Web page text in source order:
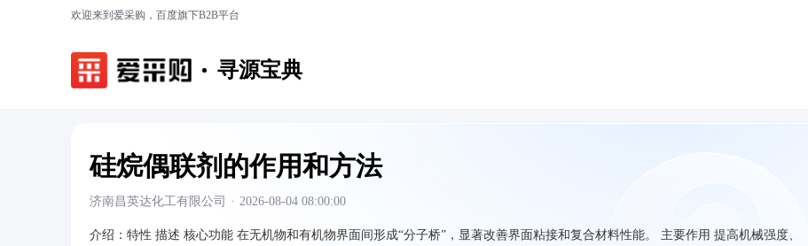
欢迎来到爱采购，百度旗下B2B平台
寻源宝典
硅烷偶联剂的作用和方法
济南昌英达化工有限公司 · 2026-08-04 08:00:00
介绍： 特性 描述 核心功能 在无机物和有机物界面间形成“分子桥”，显著改善界面粘接和复合材料性能。 主要作用 提高机械强度、